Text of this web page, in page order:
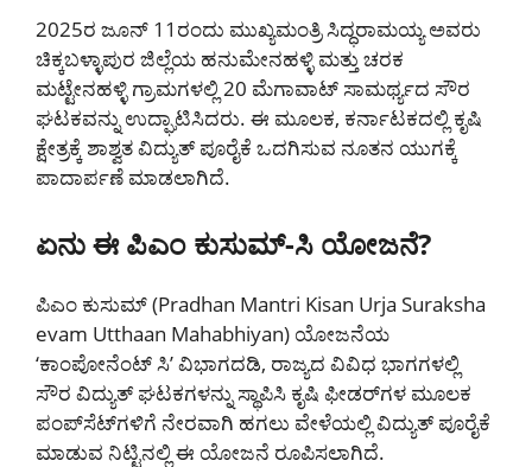
2025ರ ಜೂನ್ 11ರಂದು ಮುಖ್ಯಮಂತ್ರಿ ಸಿದ್ಧರಾಮಯ್ಯ ಅವರು
ಚಿಕ್ಕಬಳ್ಳಾಪುರ ಜಿಲ್ಲೆಯ ಹನುಮೇನಹಳ್ಳಿ ಮತ್ತು ಚರಕ
ಮಟ್ಟೇನಹಳ್ಳಿ ಗ್ರಾಮಗಳಲ್ಲಿ 20 ಮೆಗಾವಾಟ್ ಸಾಮರ್ಥ್ಯದ ಸೌರ
ಘಟಕವನ್ನು ಉದ್ಘಾಟಿಸಿದರು. ಈ ಮೂಲಕ, ಕರ್ನಾಟಕದಲ್ಲಿ ಕೃಷಿ
ಕ್ಷೇತ್ರಕ್ಕೆ ಶಾಶ್ವತ ವಿದ್ಯುತ್ ಪೂರೈಕೆ ಒದಗಿಸುವ ನೂತನ ಯುಗಕ್ಕೆ
ಪಾದಾರ್ಪಣೆ ಮಾಡಲಾಗಿದೆ.
ಏನು ಈ ಪಿಎಂ ಕುಸುಮ್-ಸಿ ಯೋಜನೆ?
ಪಿಎಂ ಕುಸುಮ್ (Pradhan Mantri Kisan Urja Suraksha
evam Utthaan Mahabhiyan) ಯೋಜನೆಯ
‘ಕಾಂಪೋನೆಂಟ್ ಸಿ’ ವಿಭಾಗದಡಿ, ರಾಜ್ಯದ ವಿವಿಧ ಭಾಗಗಳಲ್ಲಿ
ಸೌರ ವಿದ್ಯುತ್ ಘಟಕಗಳನ್ನು ಸ್ಥಾಪಿಸಿ ಕೃಷಿ ಫೀಡರ್‌ಗಳ ಮೂಲಕ
ಪಂಪ್‌ಸೆಟ್‌ಗಳಿಗೆ ನೇರವಾಗಿ ಹಗಲು ವೇಳೆಯಲ್ಲಿ ವಿದ್ಯುತ್ ಪೂರೈಕೆ
ಮಾಡುವ ನಿಟ್ಟಿನಲ್ಲಿ ಈ ಯೋಜನೆ ರೂಪಿಸಲಾಗಿದೆ.